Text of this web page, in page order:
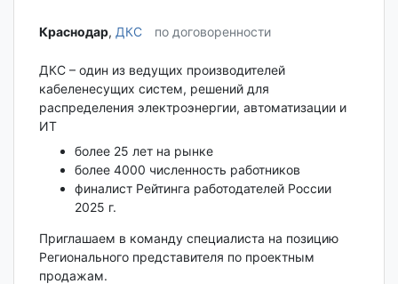
Краснодар‎, ДКС по договоренности
ДКС – один из ведущих производителей
кабеленесущих систем, решений для
распределения электроэнергии, автоматизации и
ИТ
более 25 лет на рынке
более 4000 численность работников
финалист Рейтинга работодателей России
2025 г.
Приглашаем в команду специалиста на позицию
Регионального представителя по проектным
продажам.